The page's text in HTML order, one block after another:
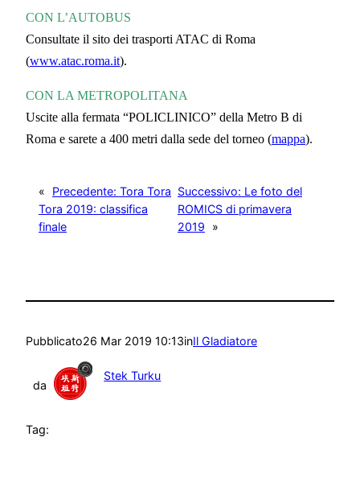
CON L’AUTOBUS
Consultate il sito dei trasporti ATAC di Roma
(www.atac.roma.it).
CON LA METROPOLITANA
Uscite alla fermata “POLICLINICO” della Metro B di
Roma e sarete a 400 metri dalla sede del torneo (mappa).
« Precedente: Tora Tora
Tora 2019: classifica
finale
Successivo: Le foto del
ROMICS di primavera
2019
»
Pubblicato26 Mar 2019 10:13inIl Gladiatore
da
Stek Turku
Tag: